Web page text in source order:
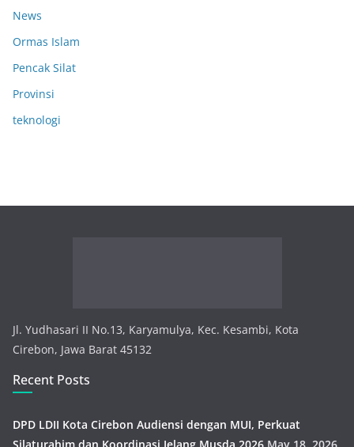
News
Ormas Islam
Pencak Silat
Provinsi
teknologi
Jl. Yudhasari II No.13, Karyamulya, Kec. Kesambi, Kota
Cirebon, Jawa Barat 45132
Recent Posts
DPD LDII Kota Cirebon Audiensi dengan MUI, Perkuat